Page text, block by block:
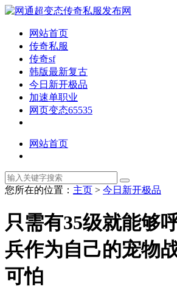
网站首页
传奇私服
传奇sf
韩版最新复古
今日新开极品
加速单职业
网页变态65535
网站首页
您所在的位置： 主页 > 今日新开极品
只需有35级就能够
兵作为自己的宠物
可怕